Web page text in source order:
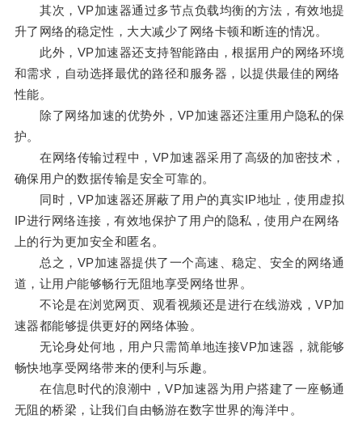
其次，VP加速器通过多节点负载均衡的方法，有效地提
升了网络的稳定性，大大减少了网络卡顿和断连的情况。
此外，VP加速器还支持智能路由，根据用户的网络环境
和需求，自动选择最优的路径和服务器，以提供最佳的网络
性能。
除了网络加速的优势外，VP加速器还注重用户隐私的保
护。
在网络传输过程中，VP加速器采用了高级的加密技术，
确保用户的数据传输是安全可靠的。
同时，VP加速器还屏蔽了用户的真实IP地址，使用虚拟
IP进行网络连接，有效地保护了用户的隐私，使用户在网络
上的行为更加安全和匿名。
总之，VP加速器提供了一个高速、稳定、安全的网络通
道，让用户能够畅行无阻地享受网络世界。
不论是在浏览网页、观看视频还是进行在线游戏，VP加
速器都能够提供更好的网络体验。
无论身处何地，用户只需简单地连接VP加速器，就能够
畅快地享受网络带来的便利与乐趣。
在信息时代的浪潮中，VP加速器为用户搭建了一座畅通
无阻的桥梁，让我们自由畅游在数字世界的海洋中。